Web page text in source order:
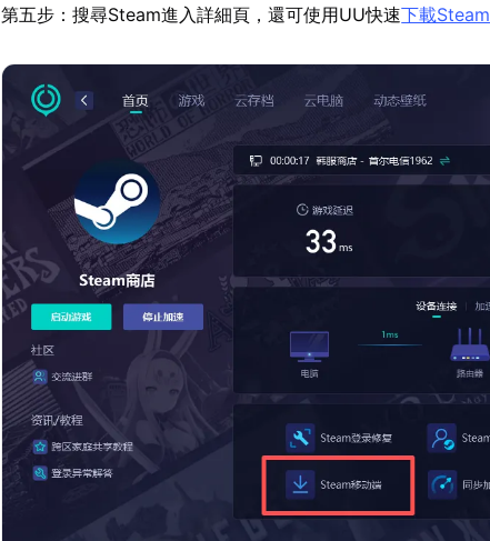
第五步：搜尋Steam進入詳細頁，還可使用UU快速下載Steam